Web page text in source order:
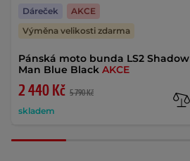
Pánská moto bunda LS2 Shadow
Man Blue Black AKCE
2 440 Kč 5 790 Kč
skladem
Dáreček
AKCE
Výměna velikosti zdarma